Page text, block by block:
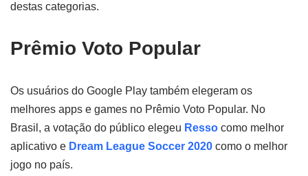
destas categorias.
Prêmio Voto Popular
Os usuários do Google Play também elegeram os
melhores apps e games no Prêmio Voto Popular. No
Brasil, a votação do público elegeu Resso como melhor
aplicativo e Dream League Soccer 2020 como o melhor
jogo no país.